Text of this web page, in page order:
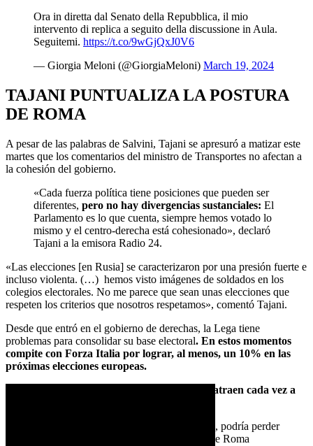
Ora in diretta dal Senato della Repubblica, il mio
intervento di replica a seguito della discussione in Aula.
Seguitemi. https://t.co/9wGjQxJ0V6
— Giorgia Meloni (@GiorgiaMeloni) March 19, 2024
TAJANI PUNTUALIZA LA POSTURA
DE ROMA
A pesar de las palabras de Salvini, Tajani se apresuró a matizar este
martes que los comentarios del ministro de Transportes no afectan a
la cohesión del gobierno.
«Cada fuerza política tiene posiciones que pueden ser
diferentes, pero no hay divergencias sustanciales: El
Parlamento es lo que cuenta, siempre hemos votado lo
mismo y el centro-derecha está cohesionado», declaró
Tajani a la emisora Radio 24.
«Las elecciones [en Rusia] se caracterizaron por una presión fuerte e
incluso violenta. (…) hemos visto imágenes de soldados en los
colegios electorales. No me parece que sean unas elecciones que
respeten los criterios que nosotros respetamos», comentó Tajani.
Desde que entró en el gobierno de derechas, la Lega tiene
problemas para consolidar su base electoral. En estos momentos
compite con Forza Italia por lograr, al menos, un 10% en las
próximas elecciones europeas.
Por otro lado, los Fratelli d’Italia de Meloni atraen cada vez a
Si los resultados de La Lega en junio son malos, podría perder
influencia y poder en el gobierno de coalición de Roma